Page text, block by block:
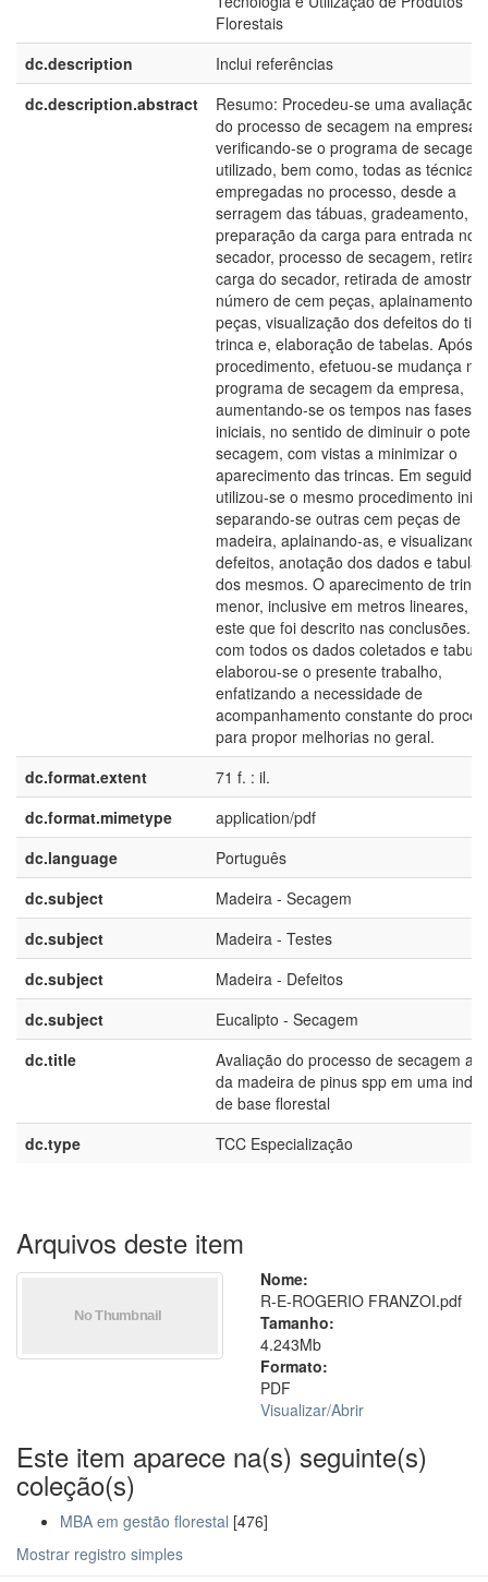
Florestais
dc.description
Inclui referências
dc.description.abstract
Resumo: Procedeu-se uma avaliação
do processo de secagem na empresa,
verificando-se o programa de secagem
utilizado, bem como, todas as técnicas
empregadas no processo, desde a
serragem das tábuas, gradeamento,
preparação da carga para entrada no
secador, processo de secagem,
carga do secador, retirada de
número de cem peças, aplainamento
peças, visualização dos defeitos do tipo
trinca e, elaboração de tabelas. Após
procedimento, efetuou-se mudança no
programa de secagem da empresa,
aumentando-se os tempos nas fases
iniciais, no sentido de diminuir o
secagem, com vistas a minimizar o
aparecimento das trincas. Em seguida
utilizou-se o mesmo procedimento
separando-se outras cem peças de
madeira, aplainando-as, e
defeitos, anotação dos dados e
dos mesmos. O aparecimento de
menor, inclusive em metros lineares,
este que foi descrito nas conclusões.
com todos os dados coletados e
elaborou-se o presente trabalho,
enfatizando a necessidade de
acompanhamento constante do
para propor melhorias no geral.
dc.format.extent
71 f. : il.
dc.format.mimetype
application/pdf
dc.language
Português
dc.subject
Madeira - Secagem
dc.subject
Madeira - Testes
dc.subject
Madeira - Defeitos
dc.subject
Eucalipto - Secagem
dc.title
Avaliação do processo de secagem
da madeira de pinus spp em uma
de base florestal
dc.type
TCC Especialização
Arquivos deste item
Nome:
R-E-ROGERIO FRANZOI.pdf
Tamanho:
4.243Mb
Formato:
PDF
Visualizar/Abrir
Este item aparece na(s) seguinte(s)
coleção(s)
MBA em gestão florestal [476]
Mostrar registro simples